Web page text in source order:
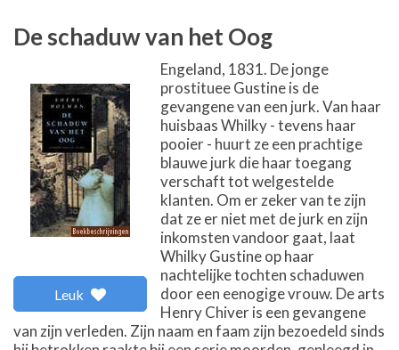
De schaduw van het Oog
Leuk
Engeland, 1831. De jonge
prostituee Gustine is de
gevangene van een jurk. Van haar
huisbaas Whilky - tevens haar
pooier - huurt ze een prachtige
blauwe jurk die haar toegang
verschaft tot welgestelde
klanten. Om er zeker van te zijn
dat ze er niet met de jurk en zijn
inkomsten vandoor gaat, laat
Whilky Gustine op haar
nachtelijke tochten schaduwen
door een eenogige vrouw. De arts
Henry Chiver is een gevangene
van zijn verleden. Zijn naam en faam zijn bezoedeld sinds